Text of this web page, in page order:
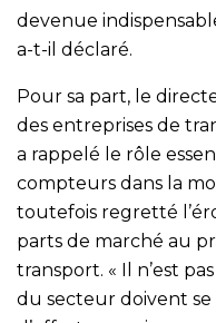
devenue
a-t-il déclaré.
Pour sa part, le
des entreprises de
a rappelé le rôle
compteurs dans la
toutefois regretté
parts de marché au
transport. « Il n’est
du secteur doivent